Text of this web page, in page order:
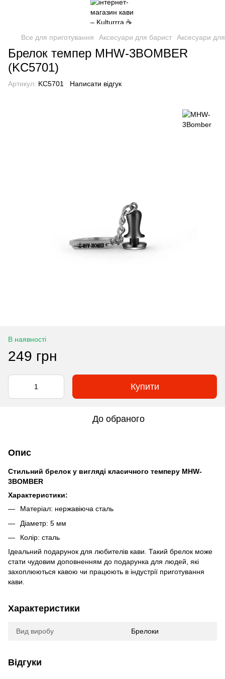
Все для приготування Аксесуари для барист Аксесуари
Брелок темпер MHW-3BOMBER
(KC5701)
Артикул: KC5701 Написати відгук
В наявності
249 грн
Купити
До обраного
Опис
Стильний брелок у вигляді класичного темперу MHW-
3BOMBER
Характеристики:
Матеріал: нержавіюча сталь
Діаметр: 5 мм
Колір: сталь
Ідеальний подарунок для любителів кави. Такий брелок може
стати чудовим доповненням до подарунка для людей, які
захоплюються кавою чи працюють в індустрії приготування
кави.
Характеристики
Вид виробу Брелоки
Відгуки